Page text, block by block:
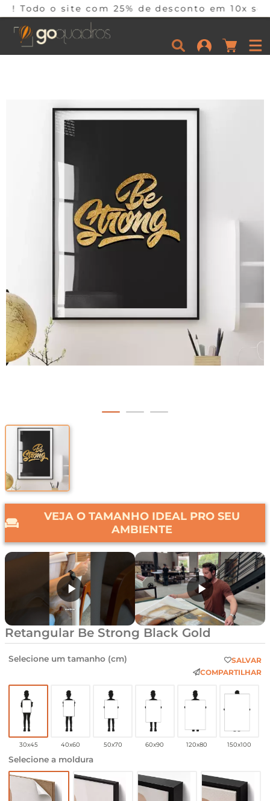
com 25% de desconto em 10x sem juros
VEJA O TAMANHO IDEAL PRO SEU
AMBIENTE
Retangular Be Strong Black Gold
Selecione um tamanho (cm)
SALVAR
COMPARTILHAR
30x45 40x60 50x70 60x90 120x80 150x100
Selecione a moldura